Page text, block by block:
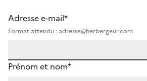
Adresse e-mail*
Format attendu : adresse@herbergeur.com
Prénom et nom*